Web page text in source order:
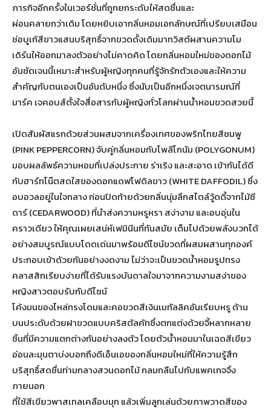
ภารกิจอีกครั้งในเวอร์ชั่นที่ถูกยกระดับให้สดชื่นและ
ผ่อนคลายกว่าเดิม โดยหยิบเอากลิ่นหอมเอกลักษณ์ที่เปรียบเสมือน
ช่อบูเก้สีขาวแสนบริสุทธิ์จากขวดดั้งเดิมมาทวิสต์ผสานความโม
เดิร์นให้ออกมาลงตัวอย่างไม่คาดคิด โดยกลิ่นหอมใหม่ของดอกไม้
อันชัดเจนนี้เหมาะสำหรับผู้หญิงทุกคนที่รู้จักรักตัวเองและให้ความ
สำคัญกับตนเองเป็นอันดับหนึ่ง ซึ่งนับเป็นอีกหนึ่งเจตนารมณ์ที่
มาร์ค เจคอบส์ตั้งใจสื่อสารกับผู้หญิงทั่วโลกผ่านน้ำหอมขวดสวยนี้
เปิดสัมผัสแรกด้วยส่วนผสมจากเครื่องเทศของพริกไทยสีชมพู
(PINK PEPPERCORN) จับคู่กลิ่นหอมกับโพลีโกนัม (POLYGONUM)
มอบผลลัพธ์ความหอมที่เปล่งประกาย ร่าเริง และสะอาด เข้ากันได้ดี
กับฮาร์ทโน๊ตสดใสของดอกแดฟโฟดิลขาว (WHITE DAFFODIL) ซึ่ง
อบอวลอยู่ในใจกลาง ก่อนปิดท้ายด้วยกลิ่นนุ่มลึกสไตล์วู้ดดี้จากไม้ซี
ดาร์ (CEDARWOOD) ที่นำส่งความหรูหรา สง่างาม และอบอุ่นใน
คราวเดียว ให้คุณเผยเสน่ห์เฟมินีนที่ทันสมัย เต็มไปด้วยพลังบวกได้
อย่างสมบูรณ์แบบโดดเด่นมาพร้อมดีไซน์ขวดที่ผสมผสานทุกองค์
ประกอบเข้าด้วยกันอย่างงดงาม ไม่ว่าจะเป็นขวดน้ำหอมรูปทรง
คลาสสิกเรียบง่ายที่ได้รับแรงบันดาลใจมาจากความงามสง่าของ
หญิงสาวตอบรับกับดีไซน์
โค้งมนของไหล่ทรงโดมและคอขวดสีเงินเมทัลลิคอันเรียบหรู ด้าน
บนประดับด้วยฝาขวดแบบคริสตัลคัทซึ่งตกแต่งด้วยจี้หลากหลาย
ชิ้นที่มีความแตกต่างกันอย่างลงตัว โดยตัวน้ำหอมมาในเฉดสีเขียว
อ่อนละมุนตาบ่งบอกถึงดีเอ็นเอของกลิ่นหอมใหม่ที่ให้ความรู้สึก
บริสุทธิ์สดชื่นท่ามกลางสวนดอกไม้ กลมกลืนไปกับแพคเกจจิ้ง
ภายนอก
ที่ใช้สีเขียวพาสเทลเคลือบมุก แล้วเพิ่มลูกเล่นด้วยภาพวาดสีของ